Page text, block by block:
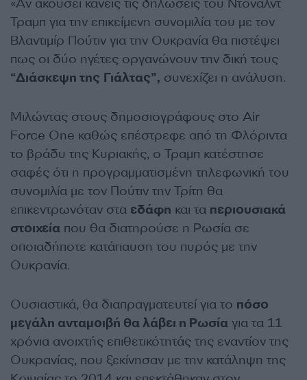
«Αν ακούσει κανείς τις δηλώσεις του Ντόναλντ
Τραμπ για την επικείμενη συνομιλία του με τον
Βλαντιμίρ Πούτιν για την Ουκρανία θα πιστέψει
πως οι δύο ηγέτες οργανώνουν την δική τους
“Διάσκεψη της Γιάλτας”, συνεχίζει η ανάλυση.
Μιλώντας στους δημοσιογράφους στο Air
Force One καθώς επέστρεφε από τη Φλόριντα
το βράδυ της Κυριακής, ο Τραμπ κατέστησε
σαφές ότι η προγραμματισμένη τηλεφωνική του
συνομιλία με τον Πούτιν την Τρίτη θα
επικεντρωνόταν στα εδάφη και τα περιουσιακά
στοιχεία που θα διατηρούσε η Ρωσία σε
οποιαδήποτε κατάπαυση του πυρός με την
Ουκρανία.
Ουσιαστικά, θα διαπραγματευτεί για το πόσο
μεγάλη ανταμοιβή θα λάβει η Ρωσία για τα 11
χρόνια ανοιχτής επιθετικότητάς της εναντίον της
Ουκρανίας, που ξεκίνησαν με την κατάληψη της